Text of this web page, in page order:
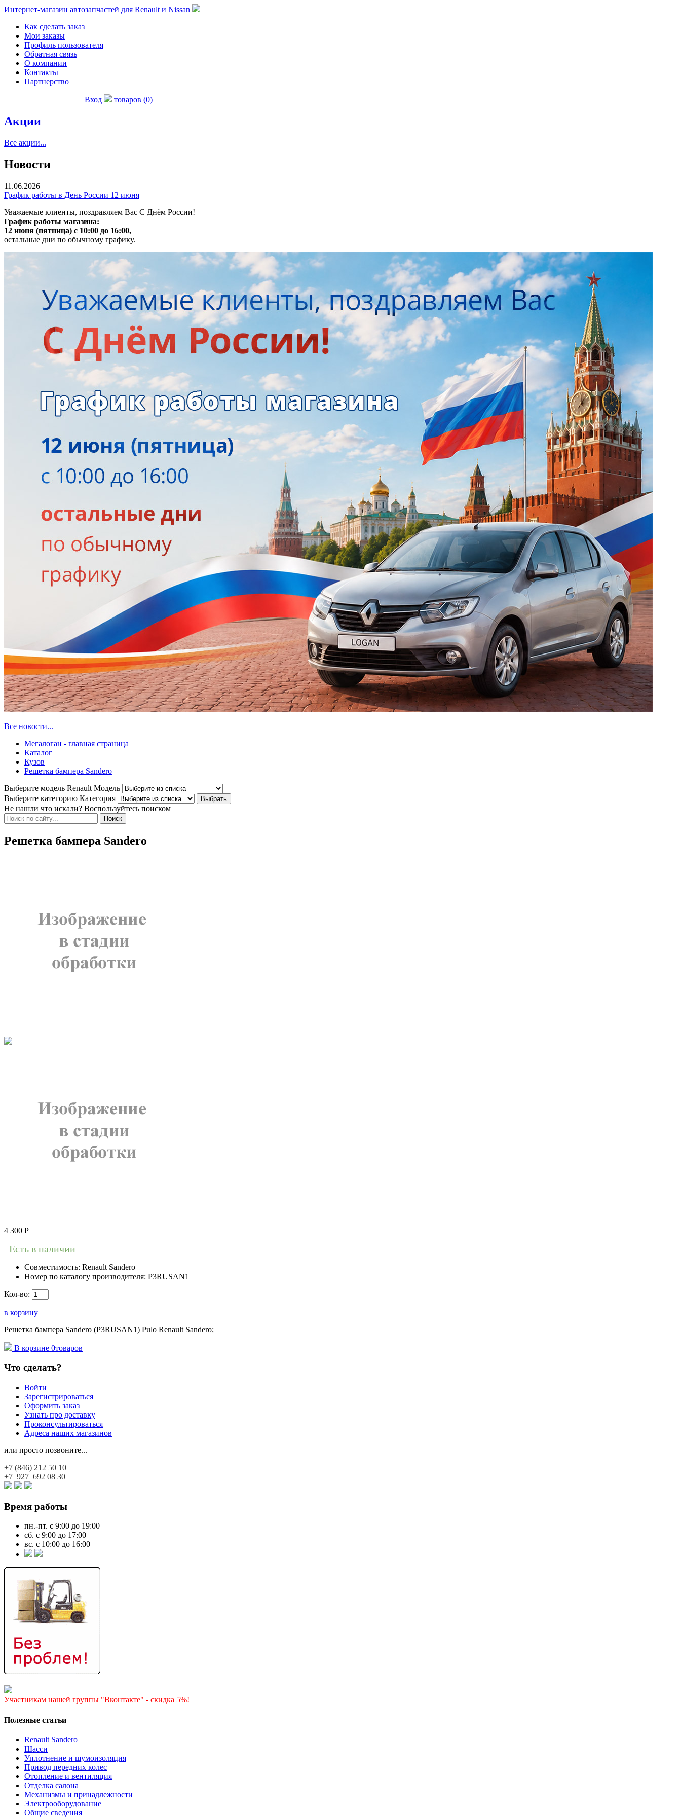
Интернет-магазин автозапчастей для Renault и Nissan
Как сделать заказ
Мои заказы
Профиль пользователя
Обратная связь
О компании
Контакты
Партнерство
Вход товаров (0)
Акции
Все акции...
Новости
11.06.2026
График работы в День России 12 июня
Уважаемые клиенты, поздравляем Вас С Днём России!
График работы магазина:
12 июня (пятница) с 10:00 до 16:00,
остальные дни по обычному графику.
Все новости...
Мегалоган - главная страница
Каталог
Кузов
Решетка бампера Sandero
Выберите модель Renault Модель
Выберите категорию Категория
Не нашли что искали? Воспользуйтесь поиском
Решетка бампера Sandero
4 300 Р
Есть в наличии
Совместимость: Renault Sandero
Номер по каталогу производителя: P3RUSAN1
Кол-во:
в корзину
Решетка бампера Sandero (P3RUSAN1) Pulo Renault Sandero;
В корзине 0товаров
Что сделать?
Войти
Зарегистрироваться
Оформить заказ
Узнать про доставку
Проконсультироваться
Адреса наших магазинов
или просто позвоните...
+7 (846) 212 50 10
+7 927 692 08 30
Время работы
пн.-пт. с 9:00 до 19:00
сб. с 9:00 до 17:00
вс. с 10:00 до 16:00
Участникам нашей группы "Вконтакте" - скидка 5%!
Полезные статьи
Renault Sandero
Шасси
Уплотнение и шумоизоляция
Привод передних колес
Отопление и вентиляция
Отделка салона
Механизмы и принадлежности
Электрооборудование
Общие сведения